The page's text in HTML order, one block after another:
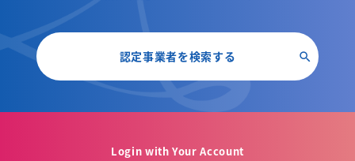
認定事業者を検索する
Login with Your Account